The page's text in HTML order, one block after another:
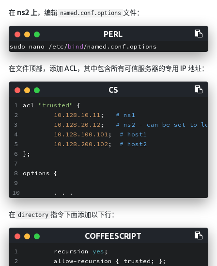
在 ns2 上，编辑 named.conf.options 文件：
sudo nano /etc/bind
在文件顶部，添加 ACL，其中包含所有可信服务器的专用 IP 地址：
acl "trusted"
{
10.128 .10 .11 ; # ns1
10.128 .20 .12 ; # ns2 - can be set to
10.128 .100 .101 ; # host1
10.128 .200 .102 ; # host2
};
options {
        . . .
在 directory 指令下面添加以下行：
        recursion
yes ;
        allow-recursion { trusted; };